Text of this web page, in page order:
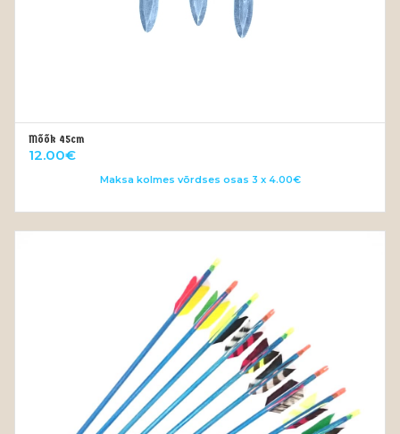
Mõõk 45cm
12.00€
Maksa kolmes võrdses osas 3 x 4.00€